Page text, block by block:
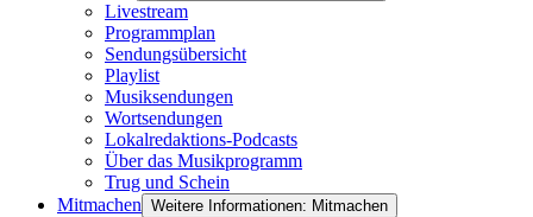
Livestream
Programmplan
Sendungsübersicht
Playlist
Musiksendungen
Wortsendungen
Lokalredaktions-Podcasts
Über das Musikprogramm
Trug und Schein
Mitmachen Weitere Informationen: Mitmachen